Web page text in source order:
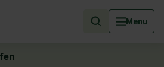
Menu
aanvullen beschikbaar zijn,